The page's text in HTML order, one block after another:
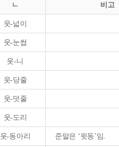
ㄴ 비고
웃-넓이
웃-눈썹
웃-니
웃-당줄
웃-덧줄
웃-도리
웃-동아리 준말은 ‘윗동’임.